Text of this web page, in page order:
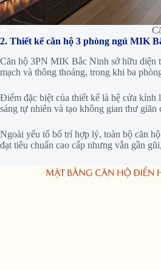
2. Thiết kế căn hộ 3 phòng ngủ MIK
Căn hộ 3PN MIK Bắc Ninh sở hữu diện
mạch và thông thoáng, trong khi ba
Điểm đặc biệt của thiết kế là hệ cửa kính
sáng tự nhiên và tạo không gian thư
Ngoài yếu tố bố trí hợp lý, toàn bộ căn
đạt tiêu chuẩn cao cấp nhưng vẫn gần